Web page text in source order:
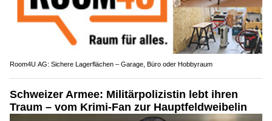
Room4U AG: Sichere Lagerflächen – Garage, Büro oder Hobbyraum
Schweizer Armee: Militärpolizistin lebt ihren
Traum – vom Krimi-Fan zur Hauptfeldweibelin